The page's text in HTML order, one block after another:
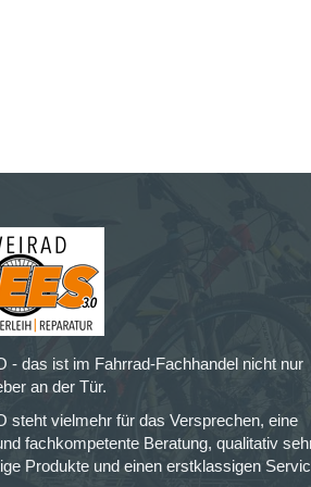
- das ist im Fahrrad-Fachhandel nicht nur
an der Tür.
steht vielmehr für das Versprechen, eine
fachkompetente Beratung, qualitativ
Produkte und einen erstklassigen